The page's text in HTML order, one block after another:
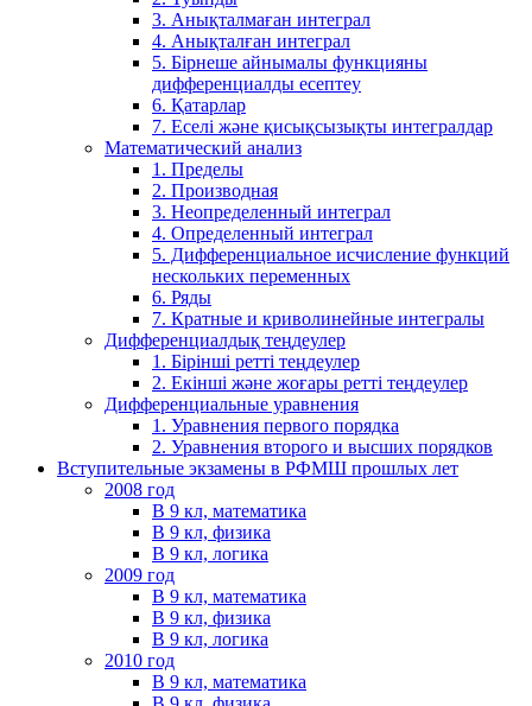
3. Анықталмаған интеграл
4. Анықталған интеграл
5. Бірнеше айнымалы функцияны
дифференциалды есептеу
6. Қатарлар
7. Еселі және қисықсызықты интегралдар
Математический анализ
1. Пределы
2. Производная
3. Неопределенный интеграл
4. Определенный интеграл
5. Дифференциальное исчисление функций
нескольких переменных
6. Ряды
7. Кратные и криволинейные интегралы
Дифференциалдық теңдеулер
1. Бірінші ретті теңдеулер
2. Екінші және жоғары ретті теңдеулер
Дифференциальные уравнения
1. Уравнения первого порядка
2. Уравнения второго и высших порядков
Вступительные экзамены в РФМШ прошлых лет
2008 год
В 9 кл, математика
В 9 кл, физика
В 9 кл, логика
2009 год
В 9 кл, математика
В 9 кл, физика
В 9 кл, логика
2010 год
В 9 кл, математика